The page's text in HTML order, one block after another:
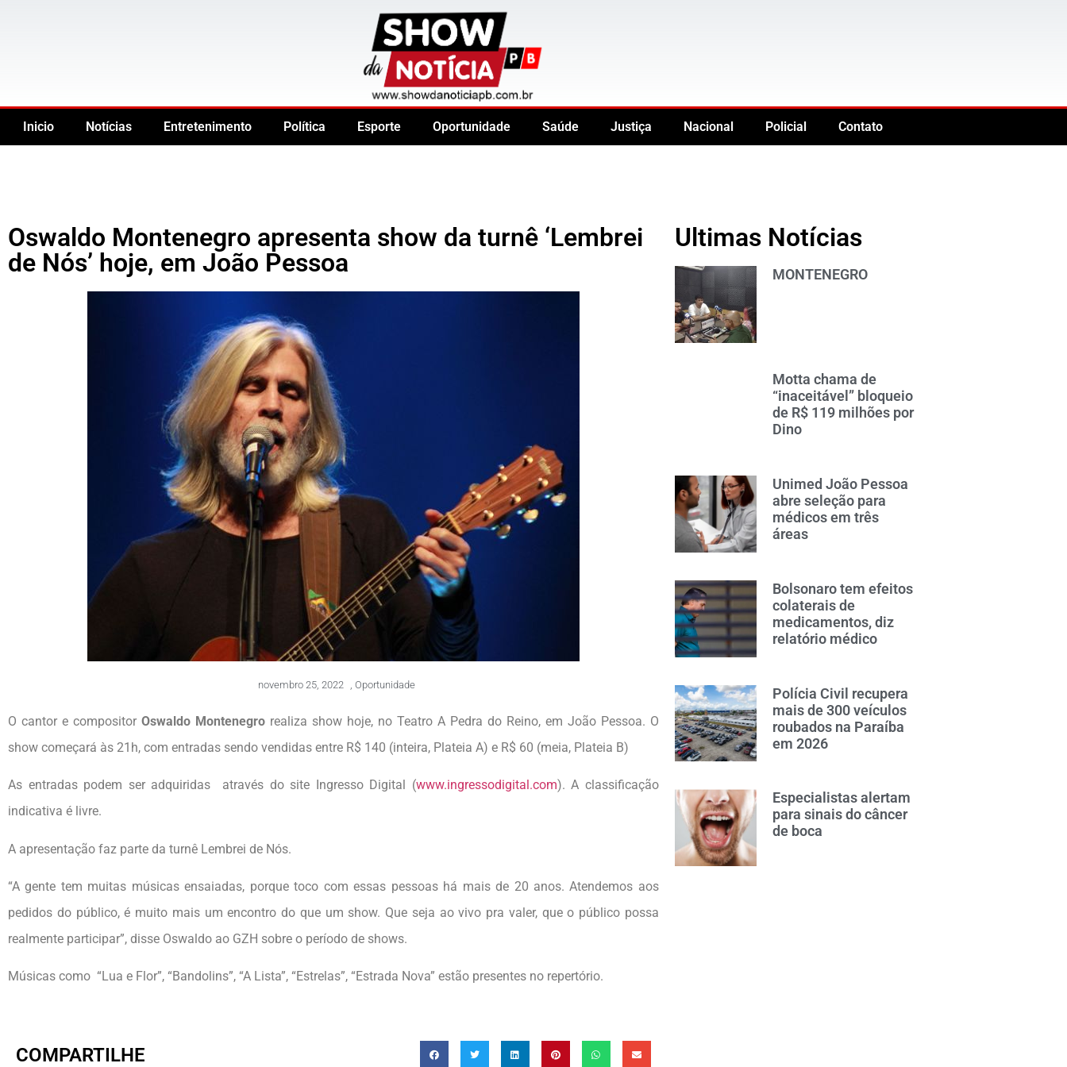
Inicio Notícias Entretenimento Política Esporte Oportunidade Saúde Justiça Nacional Policial Contato
Oswaldo Montenegro apresenta show da turnê ‘Lembrei
de Nós’ hoje, em João Pessoa
novembro 25, 2022 Oportunidade
O cantor e compositor Oswaldo Montenegrorealiza show hoje, no Teatro A Pedra do Reino, em João Pessoa. O
show começará às 21h, com entradas sendo vendidas entre R$ 140 (inteira, Plateia A) e R$ 60 (meia, Plateia B)
As entradas podem ser adquiridas através do site Ingresso Digital (www.ingressodigital.com). A classificação
indicativa é livre.
A apresentação faz parte da turnê Lembrei de Nós.
“A gente tem muitas músicas ensaiadas, porque toco com essas pessoas há mais de 20 anos. Atendemos aos
pedidos do público, é muito mais um encontro do que um show. Que seja ao vivo pra valer, que o público possa
realmente participar”, disse Oswaldo ao GZH sobre o período de shows.
Músicas como “Lua e Flor”, “Bandolins”, “A Lista”, “Estrelas”, “Estrada Nova” estão presentes no repertório.
COMPARTILHE
Ultimas Notícias
MONTENEGRO
Motta chama de
“inaceitável” bloqueio
de R$ 119 milhões por
Dino
Unimed João Pessoa
abre seleção para
médicos em três
áreas
Bolsonaro tem efeitos
colaterais de
medicamentos, diz
relatório médico
Polícia Civil recupera
mais de 300 veículos
roubados na Paraíba
em 2026
Especialistas alertam
para sinais do câncer
de boca